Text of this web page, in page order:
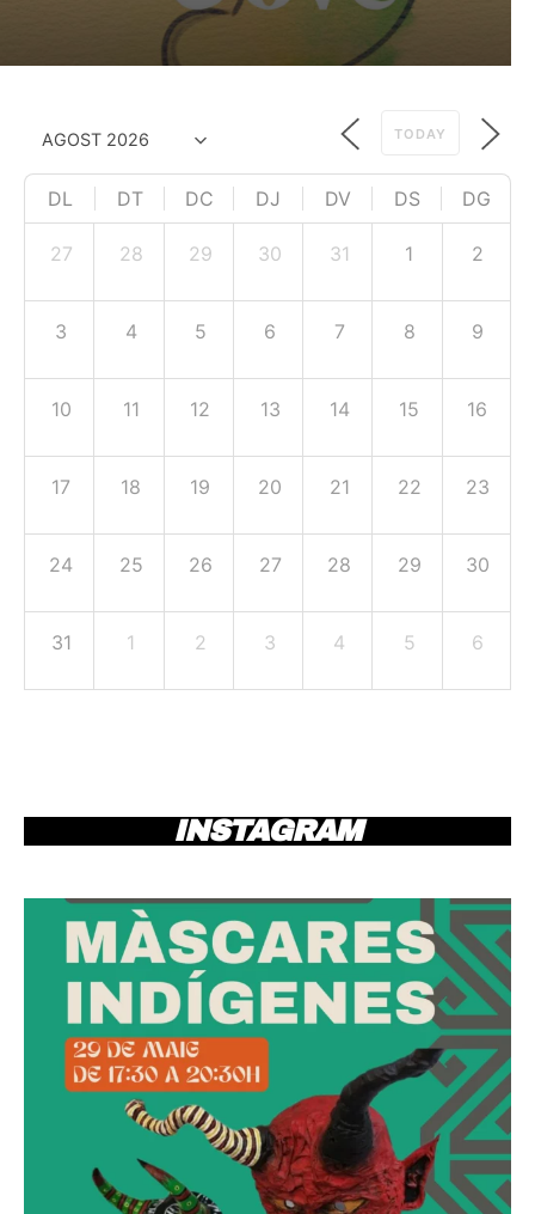
TODAY
DL DT DC DJ DV DS DG
27 28 29 30 31 1 2
3 4 5 6 7 8 9
10 11 12 13 14 15 16
17 18 19 20 21 22 23
24 25 26 27 28 29 30
31 1 2 3 4 5 6
INSTAGRAM